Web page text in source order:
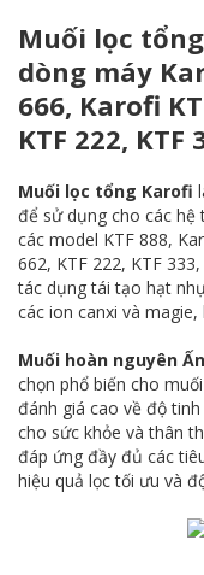
Muối lọc
dòng máy
666, Karofi
KTF 222, KTF
Muối lọc tổng Karofi
để sử dụng cho các hệ
các model KTF 888,
662, KTF 222, KTF
tác dụng tái tạo hạt
các ion canxi và
Muối hoàn nguyên
chọn phổ biến cho
đánh giá cao về độ
cho sức khỏe và thân
đáp ứng đầy đủ các
hiệu quả lọc tối ưu và